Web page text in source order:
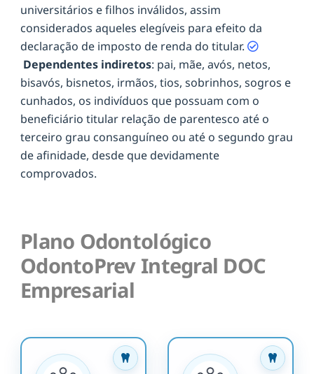
universitários e filhos inválidos, assim
considerados aqueles elegíveis para efeito da
declaração de imposto de renda do titular.
Dependentes indiretos: pai, mãe, avós, netos,
bisavós, bisnetos, irmãos, tios, sobrinhos, sogros e
cunhados, os indivíduos que possuam com o
beneficiário titular relação de parentesco até o
terceiro grau consanguíneo ou até o segundo grau
de afinidade, desde que devidamente
comprovados.
Plano Odontológico
OdontoPrev Integral DOC
Empresarial